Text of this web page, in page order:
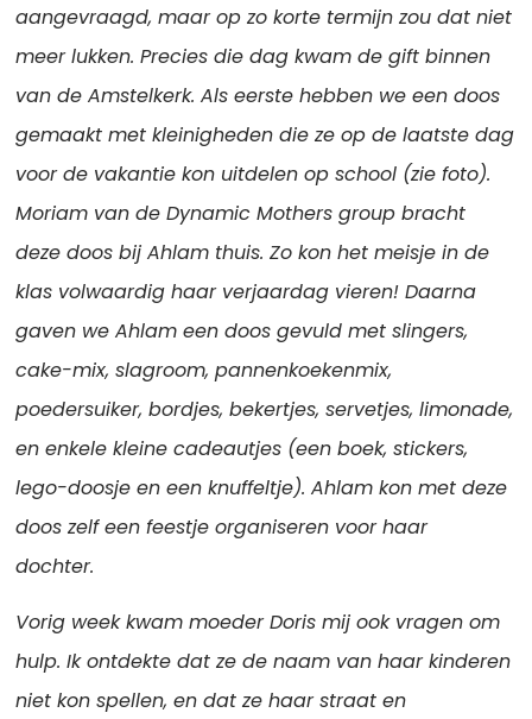
aangevraagd, maar op zo korte termijn zou dat niet
meer lukken. Precies die dag kwam de gift binnen
van de Amstelkerk. Als eerste hebben we een doos
gemaakt met kleinigheden die ze op de laatste dag
voor de vakantie kon uitdelen op school (zie foto).
Moriam van de Dynamic Mothers group bracht
deze doos bij Ahlam thuis. Zo kon het meisje in de
klas volwaardig haar verjaardag vieren! Daarna
gaven we Ahlam een doos gevuld met slingers,
cake-mix, slagroom, pannenkoekenmix,
poedersuiker, bordjes, bekertjes, servetjes, limonade,
en enkele kleine cadeautjes (een boek, stickers,
lego-doosje en een knuffeltje). Ahlam kon met deze
doos zelf een feestje organiseren voor haar
dochter.
Vorig week kwam moeder Doris mij ook vragen om
hulp. Ik ontdekte dat ze de naam van haar kinderen
niet kon spellen, en dat ze haar straat en